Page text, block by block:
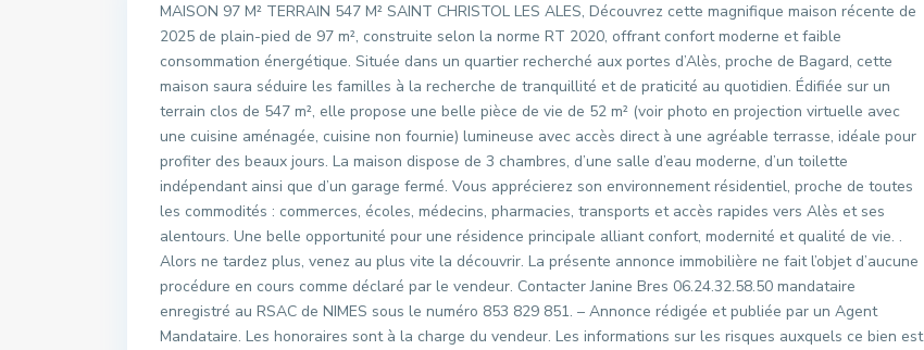
MAISON 97 M² TERRAIN 547 M² SAINT CHRISTOL LES ALES, Découvrez cette magnifique maison récente de
2025 de plain-pied de 97 m², construite selon la norme RT 2020, offrant confort moderne et faible
consommation énergétique. Située dans un quartier recherché aux portes d’Alès, proche de Bagard, cette
maison saura séduire les familles à la recherche de tranquillité et de praticité au quotidien. Édifiée sur un
terrain clos de 547 m², elle propose une belle pièce de vie de 52 m² (voir photo en projection virtuelle avec
une cuisine aménagée, cuisine non fournie) lumineuse avec accès direct à une agréable terrasse, idéale pour
profiter des beaux jours. La maison dispose de 3 chambres, d’une salle d’eau moderne, d’un toilette
indépendant ainsi que d’un garage fermé. Vous apprécierez son environnement résidentiel, proche de toutes
les commodités : commerces, écoles, médecins, pharmacies, transports et accès rapides vers Alès et ses
alentours. Une belle opportunité pour une résidence principale alliant confort, modernité et qualité de vie. .
Alors ne tardez plus, venez au plus vite la découvrir. La présente annonce immobilière ne fait l’objet d’aucune
procédure en cours comme déclaré par le vendeur. Contacter Janine Bres 06.24.32.58.50 mandataire
enregistré au RSAC de NIMES sous le numéro 853 829 851. – Annonce rédigée et publiée par un Agent
Mandataire. Les honoraires sont à la charge du vendeur. Les informations sur les risques auxquels ce bien est